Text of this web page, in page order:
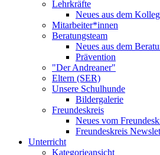
Lehrkräfte
Neues aus dem
Mitarbeiter*innen
Beratungsteam
Neues aus dem
Prävention
"Der Andreaner"
Eltern (SER)
Unsere Schulhunde
Bildergalerie
Freundeskreis
Neues vom
Freundeskreis
Unterricht
Kategorieansicht